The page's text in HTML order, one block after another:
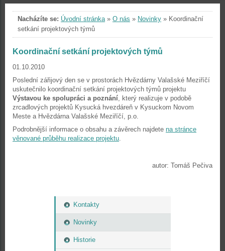
Kontakty
Novinky
Historie
Nacházíte se: Úvodní stránka» O nás » Novinky » Koordinační
setkání projektových týmů
Koordinační setkání projektových týmů
01.10.2010
Poslední zářijový den se v prostorách Hvězdárny Valašské Meziříčí
uskutečnilo koordinační setkání projektových týmů projektu
Výstavou ke spolupráci a poznání, který realizuje v podobě
zrcadlových projektů Kysucká hvezdáreň v Kysuckom Novom
Meste a Hvězdárna Valašské Meziříčí, p.o.
Podrobnější informace o obsahu a závěrech najdete na stránce
věnované průběhu realizace projektu.
autor: Tomáš Pečiva